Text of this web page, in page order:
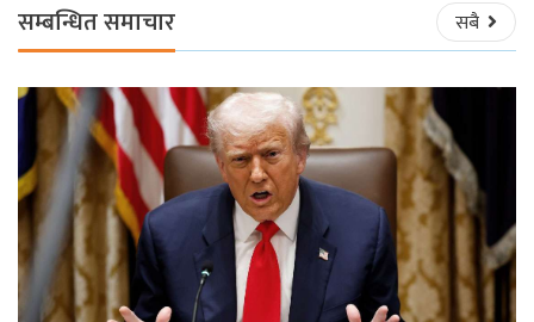
सम्बन्धित समाचार सबै